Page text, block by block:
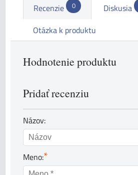
Recenzie 0 Diskusia
Otázka k produktu
Hodnotenie produktu
Pridať recenziu
Názov:
Meno:*